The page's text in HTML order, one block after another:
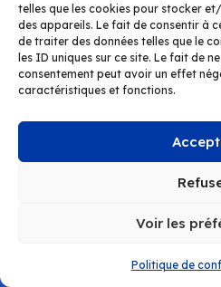
telles que les cookies pour stocker
des appareils. Le fait de consentir à
de traiter des données telles que le
les ID uniques sur ce site. Le fait de
consentement peut avoir un effet
caractéristiques et fonctions.
Voir les
Politique de
DOK2U Santé ne se limite